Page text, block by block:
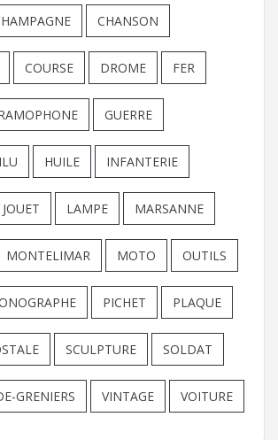
CHANSON
COURSE DROME FER
GUERRE
HUILE INFANTERIE
JOUET LAMPE MARSANNE
MONTELIMAR MOTO OUTILS
PICHET PLAQUE
SCULPTURE SOLDAT
GRENIERS VINTAGE VOITURE